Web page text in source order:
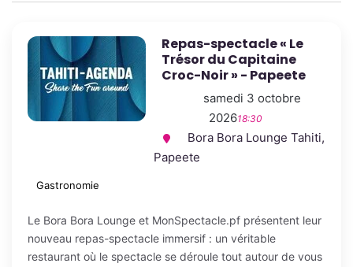
Repas-spectacle « Le
Trésor du Capitaine
Croc-Noir » - Papeete
samedi 3 octobre
202618:30
Bora Bora Lounge Tahiti,
Papeete
Gastronomie
Le Bora Bora Lounge et MonSpectacle.pf présentent leur
nouveau repas-spectacle immersif : un véritable
restaurant où le spectacle se déroule tout autour de vous